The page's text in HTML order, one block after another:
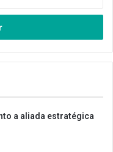
a aliada estratégica